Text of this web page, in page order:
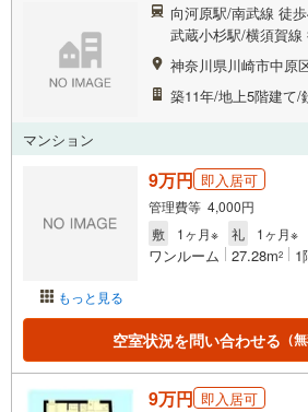
向河原駅/南武線 徒
武蔵小杉駅/横須賀線
神奈川県川崎市中原
築11年/地上5階建て/
マンション
もっと見る
9万円 即入居可
管理費等 4,000円
敷
1ヶ月※ 礼 1ヶ月※
ワンルーム 27.28m2 1
空室状況を問い合わせる （
9万円 即入居可